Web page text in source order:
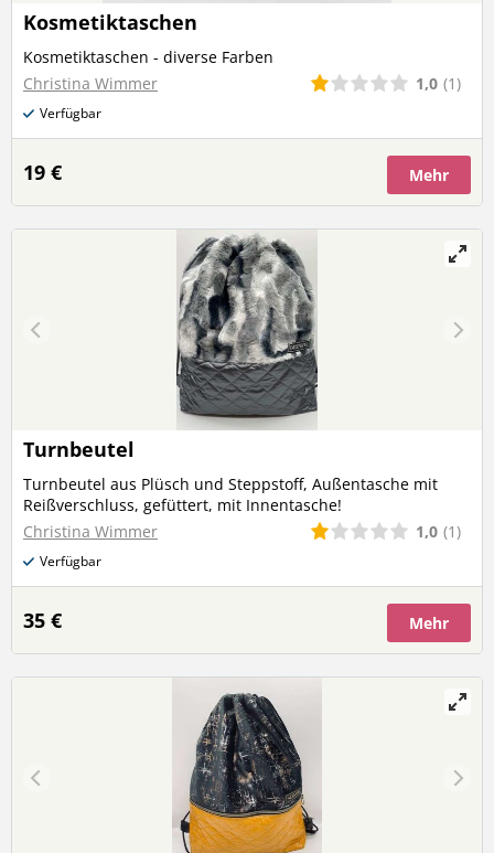
Kosmetiktaschen
Kosmetiktaschen - diverse Farben
Christina Wimmer
1,0 (1)
Verfügbar
19 € Mehr
Turnbeutel
Turnbeutel aus Plüsch und Steppstoff, Außentasche mit
Reißverschluss, gefüttert, mit Innentasche!
Christina Wimmer
1,0 (1)
Verfügbar
35 € Mehr